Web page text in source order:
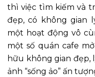
thì việc tìm kiếm và
đẹp, có không gian
một hoạt động vô
một số quán cafe
hữu không gian
ảnh “sống ảo” ấn